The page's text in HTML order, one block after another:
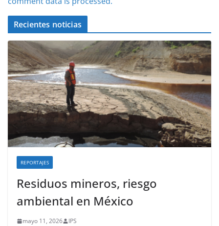
Recientes noticias
REPORTAJES
Residuos mineros, riesgo
ambiental en México
mayo 11, 2026 IPS